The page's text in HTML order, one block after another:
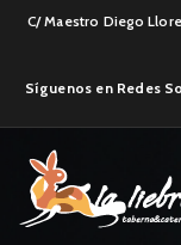
C/ Maestro Diego
Síguenos en Redes